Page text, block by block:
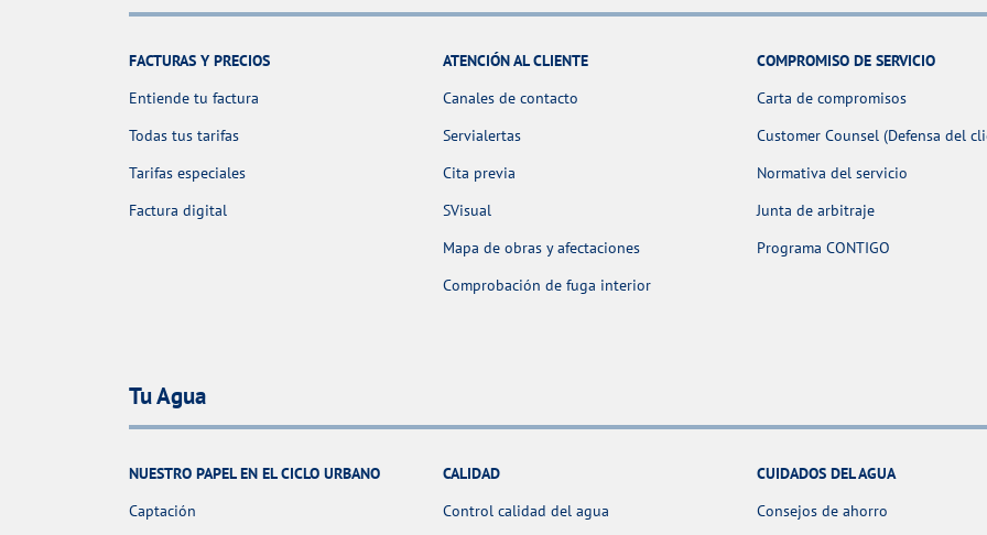
FACTURAS Y PRECIOS
Entiende tu factura
Todas tus tarifas
Tarifas especiales
Factura digital
ATENCIÓN AL CLIENTE
Canales de contacto
Servialertas
Cita previa
SVisual
Mapa de obras y afectaciones
Comprobación de fuga interior
COMPROMISO DE SERVICIO
Carta de compromisos
Customer Counsel (Defensa del
Normativa del servicio
Junta de arbitraje
Programa CONTIGO
Tu Agua
NUESTRO PAPEL EN EL CICLO URBANO
Captación
CALIDAD
Control calidad del agua
CUIDADOS DEL AGUA
Consejos de ahorro